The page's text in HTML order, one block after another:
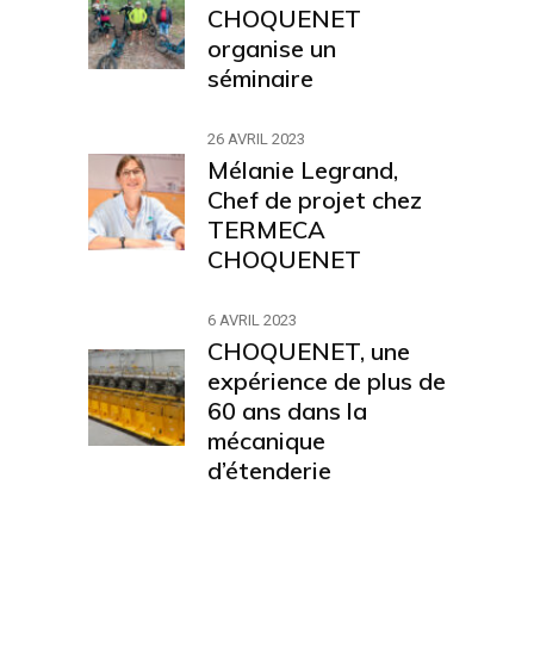
CHOQUENET
organise un
séminaire
26 AVRIL 2023
Mélanie Legrand,
Chef de projet chez
TERMECA
CHOQUENET
6 AVRIL 2023
CHOQUENET, une
expérience de plus de
60 ans dans la
mécanique
d’étenderie